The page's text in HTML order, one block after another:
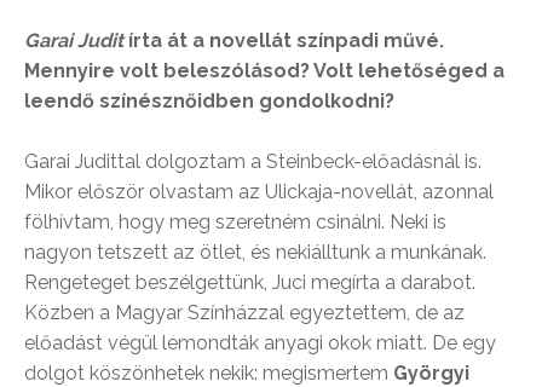
Garai Juditírta át a novellát színpadi művé.
Mennyire volt beleszólásod? Volt lehetőséged a
leendő színésznőidben gondolkodni?
Garai Judittal dolgoztam a Steinbeck-előadásnál is.
Mikor először olvastam az Ulickaja-novellát, azonnal
fölhívtam, hogy meg szeretném csinálni. Neki is
nagyon tetszett az ötlet, és nekiálltunk a munkának.
Rengeteget beszélgettünk, Juci megírta a darabot.
Közben a Magyar Színházzal egyeztettem, de az
előadást végül lemondták anyagi okok miatt. De egy
dolgot köszönhetek nekik: megismertem Györgyi